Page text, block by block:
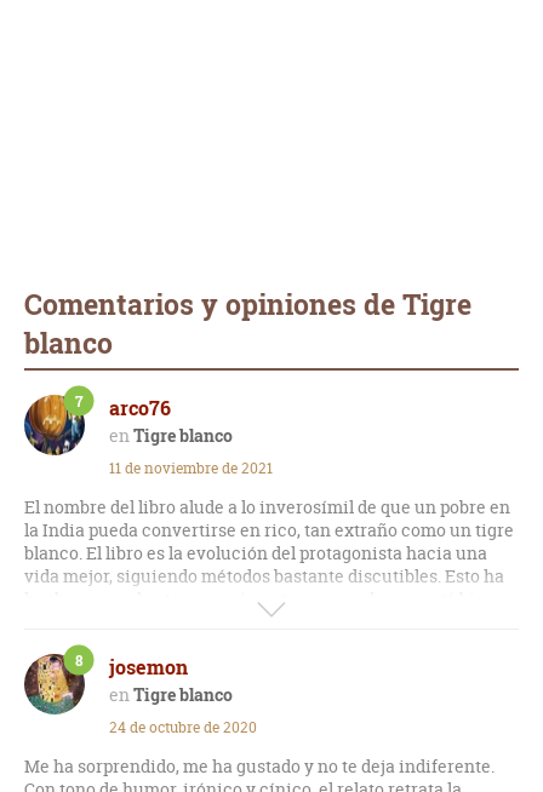
Comentarios y opiniones de Tigre
blanco
arco76
Tigre blanco
7
11 de noviembre de 2021
El nombre del libro alude a lo inverosímil de que un pobre en
la India pueda convertirse en rico, tan extraño como un tigre
blanco. El libro es la evolución del protagonista hacia una
vida mejor, siguiendo métodos bastante discutibles. Esto ha
hecho que no le otorgue más nota, a pesar de que está bien
reflejada la pobreza en la India, con la explotación que sufren
a manos de sus ricos amos.
josemon
Tigre blanco
8
24 de octubre de 2020
Me ha sorprendido, me ha gustado y no te deja indiferente.